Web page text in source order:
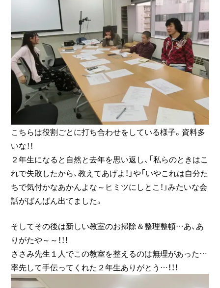
こちらは役割ごとに打ち合わせをしている様子。資料多
いな！！
２年生になると自然と去年を思い返し、「私らのときはこ
れで失敗したから、教えてあげよ！」や「いやこれは自分た
ちで気付かなあかんよな～ヒミツにしとこ！」みたいな会
話がばんばん出てました。
そしてその後は新しい教室のお掃除＆整理整頓…あ、あ
りがたや～～！！！
ささみ先生１人でこの教室を整えるのは無理があった…
率先して手伝ってくれた２年生ありがとう…！！！